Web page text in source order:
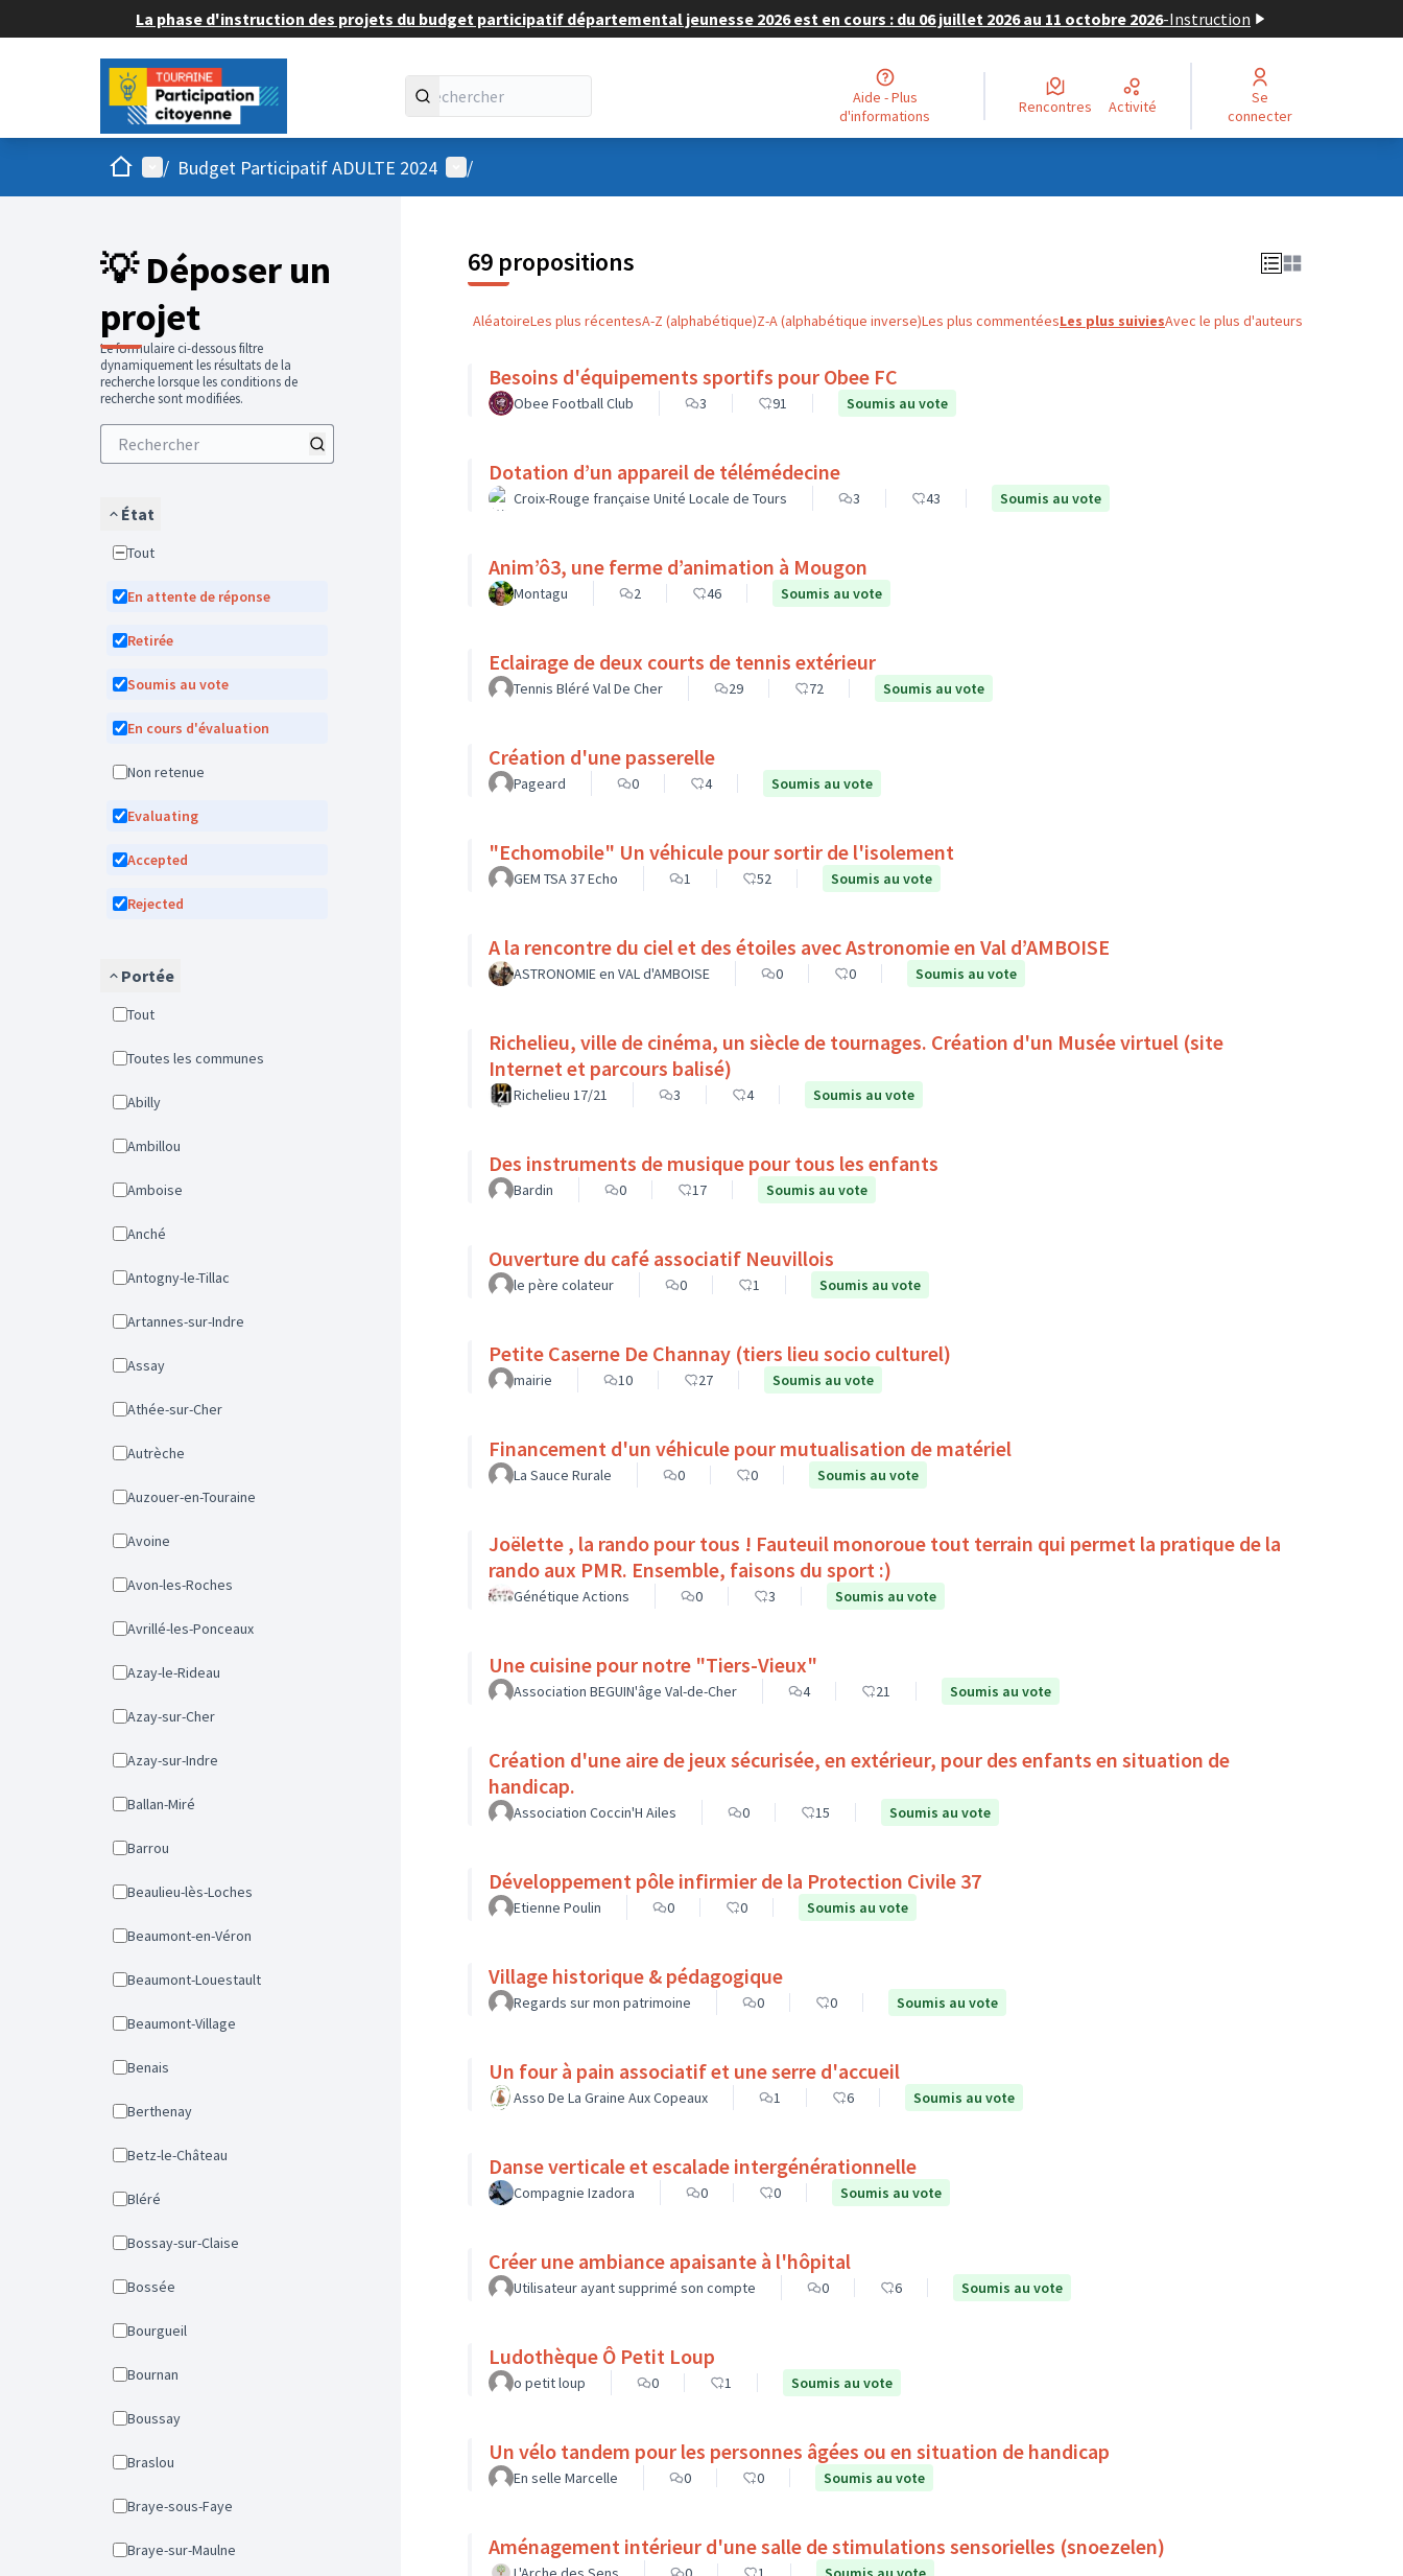
La phase d'instruction des projets du budget participatif départemental jeunesse 2026 est en cours : du 06 juillet 2026 au 11 octobre 2026-Instruction
Aide - Plus
d'informations
Rencontres Activité
Se
connecter
AccueilMenu principal
/ Budget Participatif ADULTE 2024 Menu utilisateur
/
💡 Déposer un
projet
Le formulaire ci-dessous filtre
dynamiquement les résultats de la
recherche lorsque les conditions de
recherche sont modifiées.
État
Tout
En attente de réponse
Retirée
Soumis au vote
En cours d'évaluation
Non retenue
Evaluating
Accepted
Rejected
Portée
Tout
Toutes les communes
Abilly
Ambillou
Amboise
Anché
Antogny-le-Tillac
Artannes-sur-Indre
Assay
Athée-sur-Cher
Autrèche
Auzouer-en-Touraine
Avoine
Avon-les-Roches
Avrillé-les-Ponceaux
Azay-le-Rideau
Azay-sur-Cher
Azay-sur-Indre
Ballan-Miré
Barrou
Beaulieu-lès-Loches
Beaumont-en-Véron
Beaumont-Louestault
Beaumont-Village
Benais
Berthenay
Betz-le-Château
Bléré
Bossay-sur-Claise
Bossée
Bourgueil
Bournan
Boussay
Braslou
Braye-sous-Faye
Braye-sur-Maulne
69 propositions
AléatoireLes plus récentesA-Z (alphabétique)Z-A (alphabétique inverse)Les plus commentéesLes plus suiviesAvec le plus d'auteurs
Besoins d'équipements sportifs pour Obee FC
Obee Football Club 3 91 Soumis au vote
Dotation d’un appareil de télémédecine
Croix-Rouge française Unité Locale de Tours 3 43 Soumis au vote
Anim’ô3, une ferme d’animation à Mougon
Montagu 2 46 Soumis au vote
Eclairage de deux courts de tennis extérieur
Tennis Bléré Val De Cher 29 72 Soumis au vote
Création d'une passerelle
Pageard 0 4 Soumis au vote
"Echomobile" Un véhicule pour sortir de l'isolement
GEM TSA 37 Echo 1 52 Soumis au vote
A la rencontre du ciel et des étoiles avec Astronomie en Val d’AMBOISE
ASTRONOMIE en VAL d'AMBOISE 0 0 Soumis au vote
Richelieu, ville de cinéma, un siècle de tournages. Création d'un Musée virtuel (site
Internet et parcours balisé)
Richelieu 17/21 3 4 Soumis au vote
Des instruments de musique pour tous les enfants
Bardin 0 17 Soumis au vote
Ouverture du café associatif Neuvillois
le père colateur 0 1 Soumis au vote
Petite Caserne De Channay (tiers lieu socio culturel)
mairie 10 27 Soumis au vote
Financement d'un véhicule pour mutualisation de matériel
La Sauce Rurale 0 0 Soumis au vote
Joëlette , la rando pour tous ! Fauteuil monoroue tout terrain qui permet la pratique de la
rando aux PMR. Ensemble, faisons du sport :)
Génétique Actions 0 3 Soumis au vote
Une cuisine pour notre "Tiers-Vieux"
Association BEGUIN'âge Val-de-Cher 4 21 Soumis au vote
Création d'une aire de jeux sécurisée, en extérieur, pour des enfants en situation de
handicap.
Association Coccin'H Ailes 0 15 Soumis au vote
Développement pôle infirmier de la Protection Civile 37
Etienne Poulin 0 0 Soumis au vote
Village historique & pédagogique
Regards sur mon patrimoine 0 0 Soumis au vote
Un four à pain associatif et une serre d'accueil
Asso De La Graine Aux Copeaux 1 6 Soumis au vote
Danse verticale et escalade intergénérationnelle
Compagnie Izadora 0 0 Soumis au vote
Créer une ambiance apaisante à l'hôpital
Utilisateur ayant supprimé son compte 0 6 Soumis au vote
Ludothèque Ô Petit Loup
o petit loup 0 1 Soumis au vote
Un vélo tandem pour les personnes âgées ou en situation de handicap
En selle Marcelle 0 0 Soumis au vote
Aménagement intérieur d'une salle de stimulations sensorielles (snoezelen)